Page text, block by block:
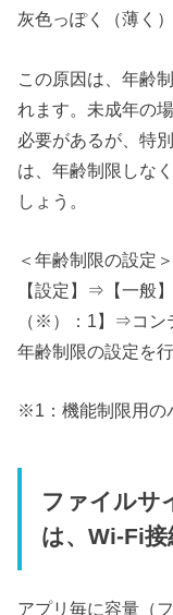
灰色っぽく（薄く
この原因は、年齢
れます。未成年の
必要があるが、特
は、年齢制限しな
しょう。
＜年齢制限の設定＞
【設定】⇒【一般
（※）：1】⇒コン
年齢制限の設定を行
※1：機能制限用の
ファイルサ
は、Wi-Fi接
アプリ毎に容量（